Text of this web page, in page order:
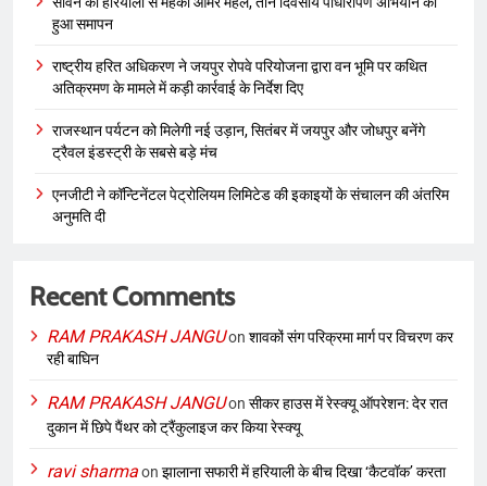
हुआ समापन
राष्ट्रीय हरित अधिकरण ने जयपुर रोपवे परियोजना द्वारा वन भूमि पर कथित
अतिक्रमण के मामले में कड़ी कार्रवाई के निर्देश दिए
राजस्थान पर्यटन को मिलेगी नई उड़ान, सितंबर में जयपुर और जोधपुर बनेंगे
ट्रैवल इंडस्ट्री के सबसे बड़े मंच
एनजीटी ने कॉन्टिनेंटल पेट्रोलियम लिमिटेड की इकाइयों के संचालन की अंतरिम
अनुमति दी
Recent Comments
RAM PRAKASH JANGUon शावकों संग परिक्रमा मार्ग पर विचरण कर
रही बाघिन
RAM PRAKASH JANGUon सीकर हाउस में रेस्क्यू ऑपरेशन: देर रात
दुकान में छिपे पैंथर को ट्रैंकुलाइज कर किया रेस्क्यू
ravi sharmaon झालाना सफारी में हरियाली के बीच दिखा ‘कैटवॉक’ करता